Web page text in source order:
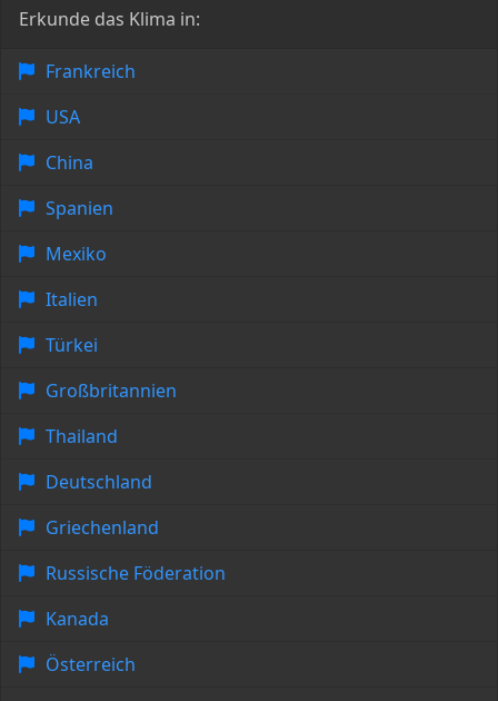
Erkunde das Klima in:
Frankreich
USA
China
Spanien
Mexiko
Italien
Türkei
Großbritannien
Thailand
Deutschland
Griechenland
Russische Föderation
Kanada
Österreich